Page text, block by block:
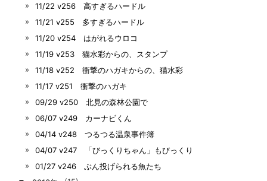
11/22 v256 高すぎるハードル
11/21 v255 多すぎるハードル
11/20 v254 はがれるウロコ
11/19 v253 猫水彩からの、スタンプ
11/18 v252 衝撃のハガキからの、猫水彩
11/17 v251 衝撃のハガキ
09/29 v250 北見の森林公園で
06/07 v249 カーナビくん
04/14 v248 つるつる温泉事件簿
04/07 v247 「びっくりちゃん」もびっくり
01/27 v246 ぶん投げられる魚たち